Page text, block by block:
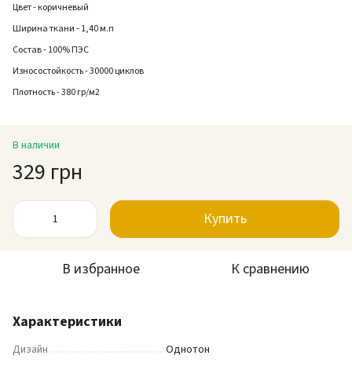
Цвет - коричневый
Ширина ткани - 1,40 м.п
Состав - 100% ПЭС
Износостойкость - 30000 циклов
Плотность - 380 гр/м2
В наличии
329 грн
Купить
В избранное К сравнению
Характеристики
Дизайн
Однотон